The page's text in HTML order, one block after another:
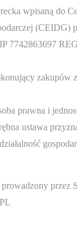
wpisaną do
(CEIDG)
7742863697
zakupów
prawna i
ustawa
przez